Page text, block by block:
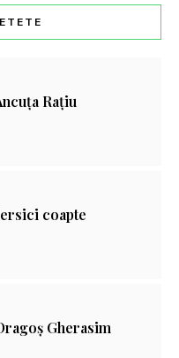
Rațiu
coapte
Gherasim